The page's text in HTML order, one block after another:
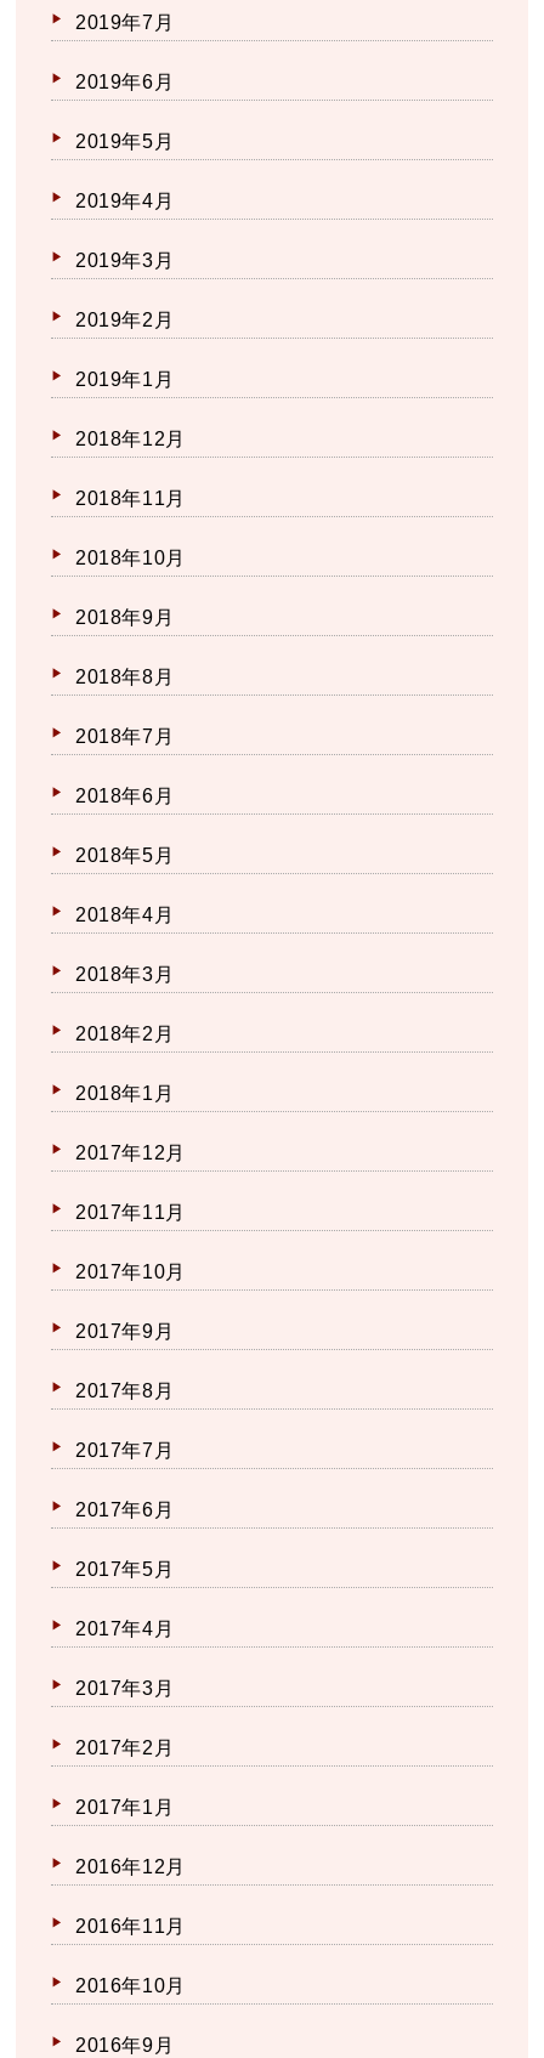
2019年7月
2019年6月
2019年5月
2019年4月
2019年3月
2019年2月
2019年1月
2018年12月
2018年11月
2018年10月
2018年9月
2018年8月
2018年7月
2018年6月
2018年5月
2018年4月
2018年3月
2018年2月
2018年1月
2017年12月
2017年11月
2017年10月
2017年9月
2017年8月
2017年7月
2017年6月
2017年5月
2017年4月
2017年3月
2017年2月
2017年1月
2016年12月
2016年11月
2016年10月
2016年9月